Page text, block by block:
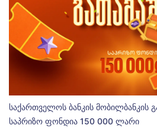
საქართველოს ბანკის მობილბანკის
საპრიზო ფონდია 150 000 ლარი